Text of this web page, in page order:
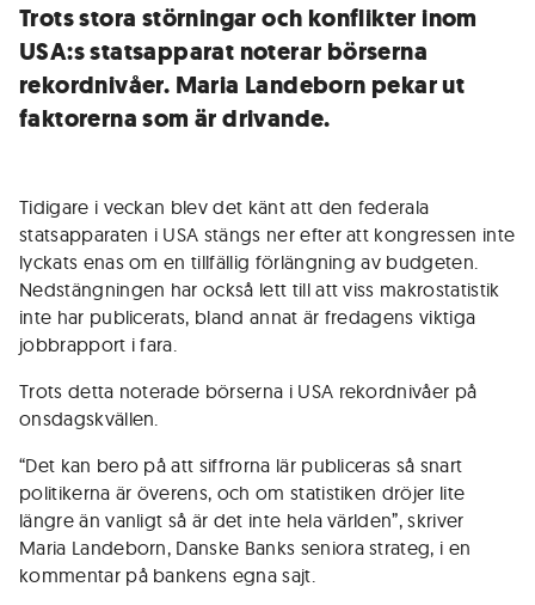
Trots stora störningar och konflikter inom
USA:s statsapparat noterar börserna
rekordnivåer. Maria Landeborn pekar ut
faktorerna som är drivande.
Tidigare i veckan blev det känt att den federala
statsapparaten i USA stängs ner efter att kongressen inte
lyckats enas om en tillfällig förlängning av budgeten.
Nedstängningen har också lett till att viss makrostatistik
inte har publicerats, bland annat är fredagens viktiga
jobbrapport i fara.
Trots detta noterade börserna i USA rekordnivåer på
onsdagskvällen.
“Det kan bero på att siffrorna lär publiceras så snart
politikerna är överens, och om statistiken dröjer lite
längre än vanligt så är det inte hela världen”, skriver
Maria Landeborn, Danske Banks seniora strateg, i en
kommentar på bankens egna sajt.